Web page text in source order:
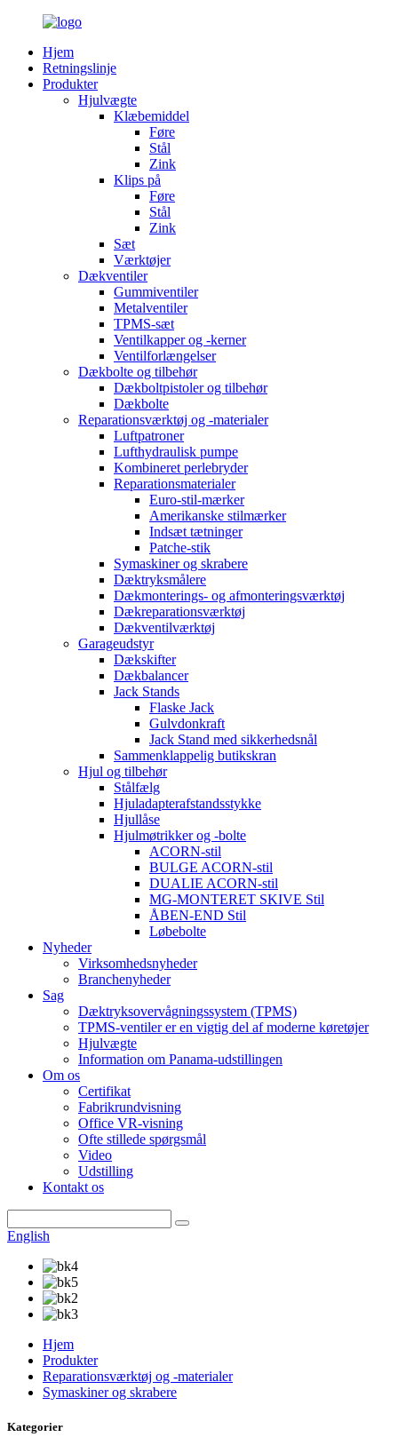
Hjem
Retningslinje
Produkter
Hjulvægte
Klæbemiddel
Føre
Stål
Zink
Klips på
Føre
Stål
Zink
Sæt
Værktøjer
Dækventiler
Gummiventiler
Metalventiler
TPMS-sæt
Ventilkapper og -kerner
Ventilforlængelser
Dækbolte og tilbehør
Dækboltpistoler og tilbehør
Dækbolte
Reparationsværktøj og -materialer
Luftpatroner
Lufthydraulisk pumpe
Kombineret perlebryder
Reparationsmaterialer
Euro-stil-mærker
Amerikanske stilmærker
Indsæt tætninger
Patche-stik
Symaskiner og skrabere
Dæktryksmålere
Dækmonterings- og afmonteringsværktøj
Dækreparationsværktøj
Dækventilværktøj
Garageudstyr
Dækskifter
Dækbalancer
Jack Stands
Flaske Jack
Gulvdonkraft
Jack Stand med sikkerhedsnål
Sammenklappelig butikskran
Hjul og tilbehør
Stålfælg
Hjuladapterafstandsstykke
Hjullåse
Hjulmøtrikker og -bolte
ACORN-stil
BULGE ACORN-stil
DUALIE ACORN-stil
MG-MONTERET SKIVE Stil
ÅBEN-END Stil
Løbebolte
Nyheder
Virksomhedsnyheder
Branchenyheder
Sag
Dæktryksovervågningssystem (TPMS)
TPMS-ventiler er en vigtig del af moderne køretøjer
Hjulvægte
Information om Panama-udstillingen
Om os
Certifikat
Fabrikrundvisning
Office VR-visning
Ofte stillede spørgsmål
Video
Udstilling
Kontakt os
English
Hjem
Produkter
Reparationsværktøj og -materialer
Symaskiner og skrabere
Kategorier